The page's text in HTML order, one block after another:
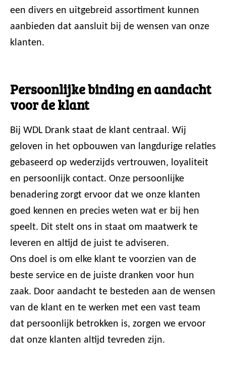
een divers en uitgebreid assortiment kunnen
aanbieden dat aansluit bij de wensen van onze
klanten.
Persoonlijke binding en aandacht
voor de klant
Bij WDL Drank staat de klant centraal. Wij
geloven in het opbouwen van langdurige relaties
gebaseerd op wederzijds vertrouwen, loyaliteit
en persoonlijk contact. Onze persoonlijke
benadering zorgt ervoor dat we onze klanten
goed kennen en precies weten wat er bij hen
speelt. Dit stelt ons in staat om maatwerk te
leveren en altijd de juist te adviseren.
Ons doel is om elke klant te voorzien van de
beste service en de juiste dranken voor hun
zaak. Door aandacht te besteden aan de wensen
van de klant en te werken met een vast team
dat persoonlijk betrokken is, zorgen we ervoor
dat onze klanten altijd tevreden zijn.